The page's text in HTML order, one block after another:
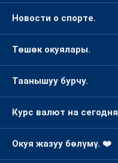
Новости о спорте.
Төшөк окуялары.
Таанышуу бурчу.
Курс валют на сегодня
Окуя жазуу бөлүмү. ❤️